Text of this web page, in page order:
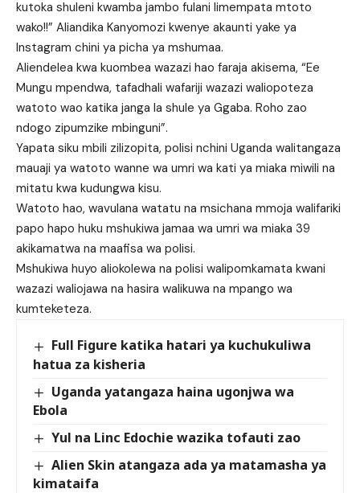
kutoka shuleni kwamba jambo fulani limempata mtoto
wako!!” Aliandika Kanyomozi kwenye akaunti yake ya
Instagram chini ya picha ya mshumaa.
Aliendelea kwa kuombea wazazi hao faraja akisema, “Ee
Mungu mpendwa, tafadhali wafariji wazazi waliopoteza
watoto wao katika janga la shule ya Ggaba. Roho zao
ndogo zipumzike mbinguni”.
Yapata siku mbili zilizopita, polisi nchini Uganda walitangaza
mauaji ya watoto wanne wa umri wa kati ya miaka miwili na
mitatu kwa kudungwa kisu.
Watoto hao, wavulana watatu na msichana mmoja walifariki
papo hapo huku mshukiwa jamaa wa umri wa miaka 39
akikamatwa na maafisa wa polisi.
Mshukiwa huyo aliokolewa na polisi walipomkamata kwani
wazazi waliojawa na hasira walikuwa na mpango wa
kumteketeza.
Full Figure katika hatari ya kuchukuliwa
hatua za kisheria
Uganda yatangaza haina ugonjwa wa
Ebola
Yul na Linc Edochie wazika tofauti zao
Alien Skin atangaza ada ya matamasha ya
kimataifa